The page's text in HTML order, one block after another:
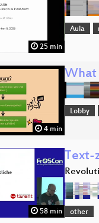
25 min
Aula
4 min
What
Lobby
58 min
Text-
other